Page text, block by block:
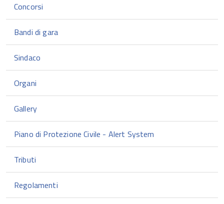
Concorsi
Bandi di gara
Sindaco
Organi
Gallery
Piano di Protezione Civile - Alert System
Tributi
Regolamenti